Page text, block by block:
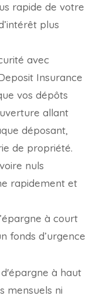
rapide de votre
plus
avec
Insurance
vos dépôts
allant
déposant,
de propriété.
nuls
rapidement et
à court
fonds d’urgence
à haut
mensuels ni